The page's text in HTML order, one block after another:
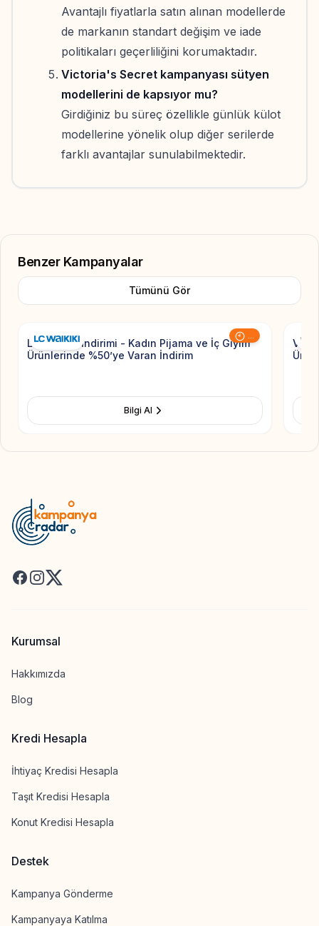
Avantajlı fiyatlarla satın alınan modellerde
de markanın standart değişim ve iade
politikaları geçerliliğini korumaktadır.
Victoria's Secret kampanyası sütyen
modellerini de kapsıyor mu?
Girdiğiniz bu süreç özellikle günlük külot
modellerine yönelik olup diğer serilerde
farklı avantajlar sunulabilmektedir.
Benzer Kampanyalar
Tümünü Gör
Add to
LC Waikiki İndirimi - Kadın Pijama ve İç Giyim
Ürünlerinde %50’ye Varan İndirim
Bilgi Al
Facebook
Instagram
X
Kurumsal
Hakkımızda
Blog
Kredi Hesapla
İhtiyaç Kredisi Hesapla
Taşıt Kredisi Hesapla
Konut Kredisi Hesapla
Destek
Kampanya Gönderme
Kampanyaya Katılma